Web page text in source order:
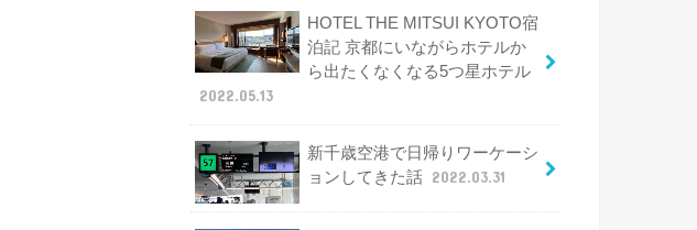
HOTEL THE MITSUI KYOTO宿
泊記 京都にいながらホテルか
ら出たくなくなる5つ星ホテル
2022.05.13
新千歳空港で日帰りワーケーシ
ョンしてきた話 2022.03.31